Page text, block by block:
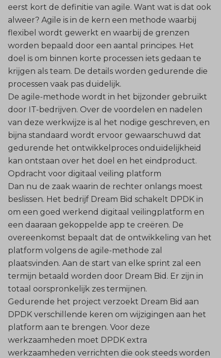
eerst kort de definitie van agile. Want wat is dat ook
alweer? Agile is in de kern een methode waarbij
flexibel wordt gewerkt en waarbij de grenzen
worden bepaald door een aantal principes. Het
doel is om binnen korte processen iets gedaan te
krijgen als team. De details worden gedurende die
processen vaak pas duidelijk.
De agile-methode wordt in het bijzonder gebruikt
door IT-bedrijven. Over de voordelen en nadelen
van deze werkwijze is al het nodige geschreven, en
bijna standaard wordt ervoor gewaarschuwd dat
gedurende het ontwikkelproces onduidelijkheid
kan ontstaan over het doel en het eindproduct.
Opdracht voor digitaal veiling platform
Dan nu de zaak waarin de rechter onlangs moest
beslissen. Het bedrijf Dream Bid schakelt DPDK in
om een goed werkend digitaal veilingplatform en
een daaraan gekoppelde app te creëren. De
overeenkomst bepaalt dat de ontwikkeling van het
platform volgens de agile-methode zal
plaatsvinden. Aan de start van elke sprint zal een
termijn betaald worden door Dream Bid. Er zijn in
totaal oorspronkelijk zes termijnen.
Gedurende het project verzoekt Dream Bid aan
DPDK verschillende keren om wijzigingen aan het
platform aan te brengen. Voor deze
werkzaamheden moet DPDK extra
werkzaamheden verrichten die ook steeds worden